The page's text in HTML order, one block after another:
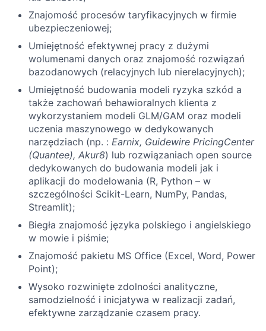
Znajomość procesów taryfikacyjnych w firmie
ubezpieczeniowej;
Umiejętność efektywnej pracy z dużymi
wolumenami danych oraz znajomość rozwiązań
bazodanowych (relacyjnych lub nierelacyjnych);
Umiejętność budowania modeli ryzyka szkód a
także zachowań behawioralnych klienta z
wykorzystaniem modeli GLM/GAM oraz modeli
uczenia maszynowego w dedykowanych
narzędziach (np. : Earnix, Guidewire PricingCenter
(Quantee), Akur8) lub rozwiązaniach open source
dedykowanych do budowania modeli jak i
aplikacji do modelowania (R, Python – w
szczególności Scikit-Learn, NumPy, Pandas,
Streamlit);
Biegła znajomość języka polskiego i angielskiego
w mowie i piśmie;
Znajomość pakietu MS Office (Excel, Word, Power
Point);
Wysoko rozwinięte zdolności analityczne,
samodzielność i inicjatywa w realizacji zadań,
efektywne zarządzanie czasem pracy.